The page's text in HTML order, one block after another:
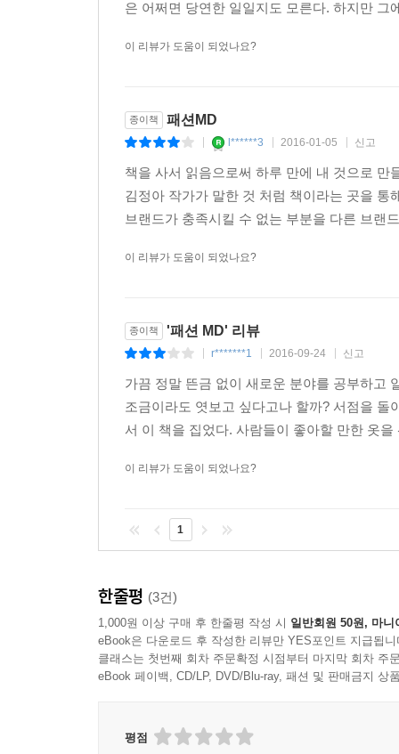
은 어쩌면 당연한 일일지도 모른다. 하지만
이 리뷰가 도움이 되었나요?
종이책 패션MD
l******3 2016-01-05 신고
책을 사서 읽음으로써 하루 만에 내 것으로
김정아 작가가 말한 것 처럼 책이라는 곳을
브랜드가 충족시킬 수 없는 부분을 다른 브랜
이 리뷰가 도움이 되었나요?
종이책 '패션 MD' 리뷰
r*******1 2016-09-24 신고
가끔 정말 뜬금 없이 새로운 분야를 공부하고
조금이라도 엿보고 싶다고나 할까? 서점을
서 이 책을 집었다. 사람들이 좋아할 만한 옷
이 리뷰가 도움이 되었나요?
1
한줄평 (3건)
1,000원 이상 구매 후 한줄평 작성 시 일반회원 50원, 마니
eBook은 다운로드 후 작성한 리뷰만 YES포인트 지급됩니
클래스는 첫번째 회차 주문확정 시점부터 마지막 회차 주
eBook 페이백, CD/LP, DVD/Blu-ray, 패션 및 판매금지 상
평점